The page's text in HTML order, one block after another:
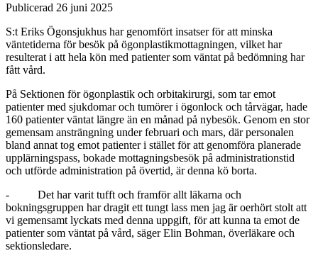
Publicerad 26 juni 2025
S:t Eriks Ögonsjukhus har genomfört insatser för att minska
väntetiderna för besök på ögonplastikmottagningen, vilket har
resulterat i att hela kön med patienter som väntat på bedömning har
fått vård.
På Sektionen för ögonplastik och orbitakirurgi, som tar emot
patienter med sjukdomar och tumörer i ögonlock och tårvägar, hade
160 patienter väntat längre än en månad på nybesök. Genom en stor
gemensam ansträngning under februari och mars, där personalen
bland annat tog emot patienter i stället för att genomföra planerade
upplärningspass, bokade mottagningsbesök på administrationstid
och utförde administration på övertid, är denna kö borta.
- Det har varit tufft och framför allt läkarna och
bokningsgruppen har dragit ett tungt lass men jag är oerhört stolt att
vi gemensamt lyckats med denna uppgift, för att kunna ta emot de
patienter som väntat på vård, säger Elin Bohman, överläkare och
sektionsledare.